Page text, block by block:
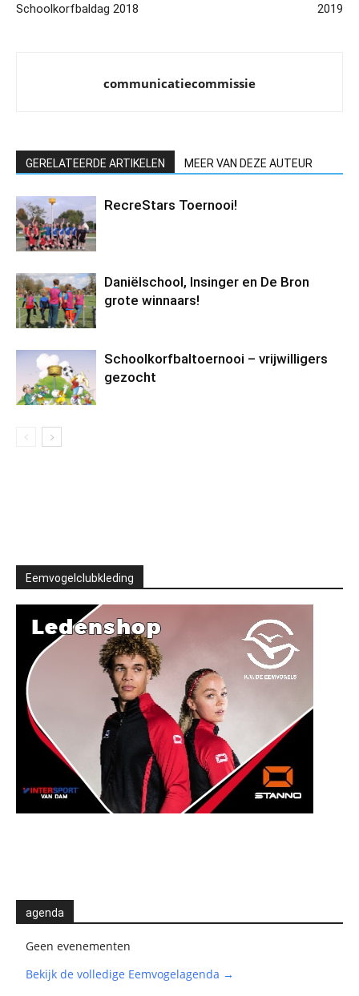
Schoolkorfbaldag 2018 2019
communicatiecommissie
GERELATEERDE ARTIKELEN MEER VAN DEZE AUTEUR
RecreStars Toernooi!
Daniëlschool, Insinger en De Bron
grote winnaars!
Schoolkorfbaltoernooi – vrijwilligers
gezocht
Eemvogelclubkleding
agenda
Geen evenementen
Bekijk de volledige Eemvogelagenda →